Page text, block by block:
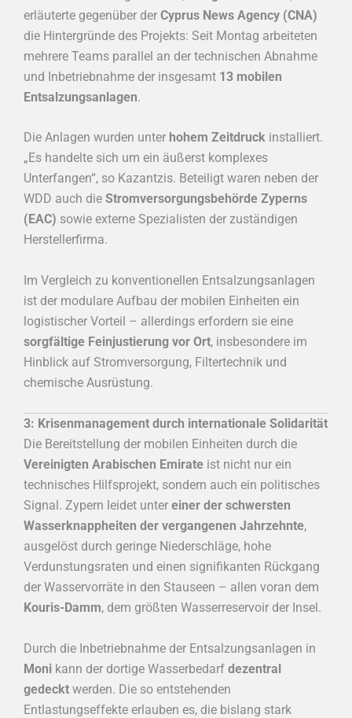
erläuterte gegenüber der Cyprus News Agency (CNA)
die Hintergründe des Projekts: Seit Montag arbeiteten
mehrere Teams parallel an der technischen Abnahme
und Inbetriebnahme der insgesamt 13 mobilen
Entsalzungsanlagen.
Die Anlagen wurden unter hohem Zeitdruck installiert.
„Es handelte sich um ein äußerst komplexes
Unterfangen“, so Kazantzis. Beteiligt waren neben der
WDD auch die Stromversorgungsbehörde Zyperns
(EAC) sowie externe Spezialisten der zuständigen
Herstellerfirma.
Im Vergleich zu konventionellen Entsalzungsanlagen
ist der modulare Aufbau der mobilen Einheiten ein
logistischer Vorteil – allerdings erfordern sie eine
sorgfältige Feinjustierung vor Ort, insbesondere im
Hinblick auf Stromversorgung, Filtertechnik und
chemische Ausrüstung.
3: Krisenmanagement durch internationale Solidarität
Die Bereitstellung der mobilen Einheiten durch die
Vereinigten Arabischen Emirate ist nicht nur ein
technisches Hilfsprojekt, sondern auch ein politisches
Signal. Zypern leidet unter einer der schwersten
Wasserknappheiten der vergangenen Jahrzehnte,
ausgelöst durch geringe Niederschläge, hohe
Verdunstungsraten und einen signifikanten Rückgang
der Wasservorräte in den Stauseen – allen voran dem
Kouris-Damm, dem größten Wasserreservoir der Insel.
Durch die Inbetriebnahme der Entsalzungsanlagen in
Moni kann der dortige Wasserbedarf dezentral
gedeckt werden. Die so entstehenden
Entlastungseffekte erlauben es, die bislang stark